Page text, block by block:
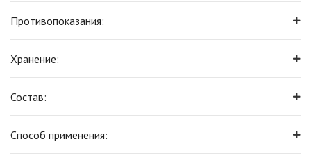
Противопоказания:
Хранение:
Состав:
Способ применения: